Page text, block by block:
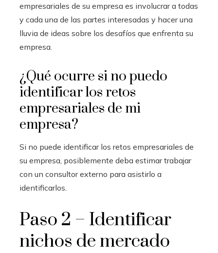
empresariales de su empresa es involucrar a todas
y cada una de las partes interesadas y hacer una
lluvia de ideas sobre los desafíos que enfrenta su
empresa.
¿Qué ocurre si no puedo
identificar los retos
empresariales de mi
empresa?
Si no puede identificar los retos empresariales de
su empresa, posiblemente deba estimar trabajar
con un consultor externo para asistirlo a
identificarlos.
Paso 2 – Identificar
nichos de mercado